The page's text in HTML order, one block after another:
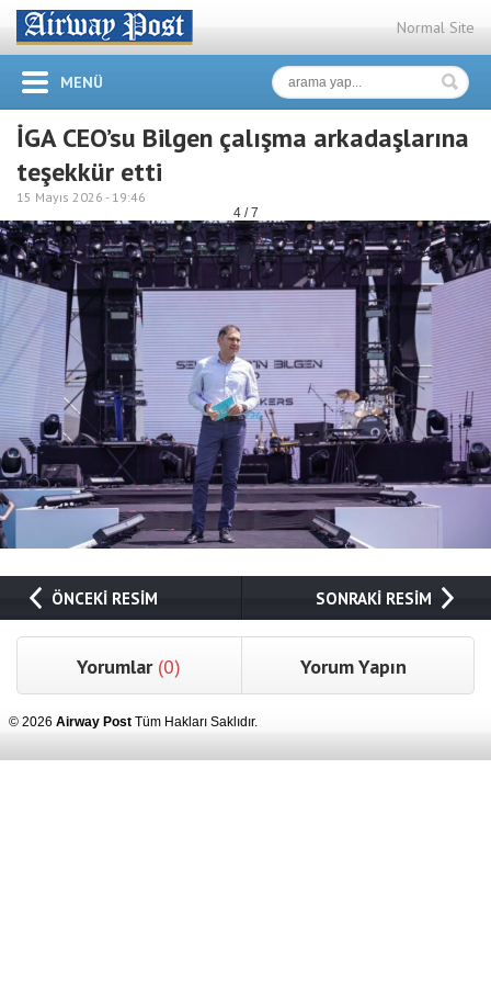
Normal Site
MENÜ
İGA CEO’su Bilgen çalışma arkadaşlarına
teşekkür etti
15 Mayıs 2026 - 19:46
4 / 7
ÖNCEKİ RESİM SONRAKİ RESİM
Yorumlar (0) Yorum Yapın
© 2026 Airway Post Tüm Hakları Saklıdır.